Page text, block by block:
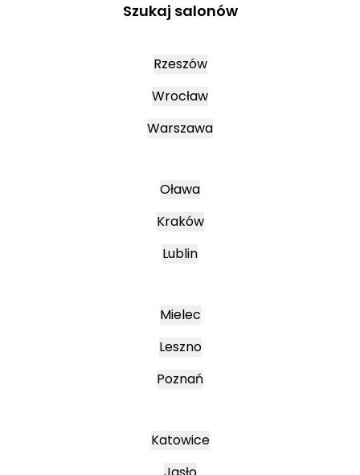
Szukaj salonów
Rzeszów
Wrocław
Warszawa
Oława
Kraków
Lublin
Mielec
Leszno
Poznań
Katowice